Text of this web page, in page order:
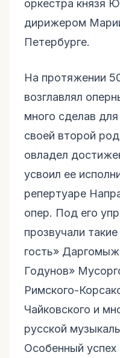
оркестра князя
дирижером
Петербурге.
На протяжении
возглавлял
много сделав
своей второй
овладел
усвоил ее
репертуаре
опер. Под его
прозвучали
гость»
Годунов»
Римского-
Чайковского и
русской
Особенный